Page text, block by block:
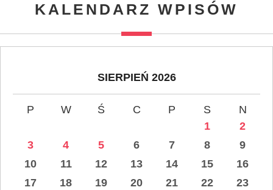
KALENDARZ WPISÓW
SIERPIEŃ 2026
P W Ś C P S
N
1
2
3
4 5 6 7 8
9
10
11 12 13 14 15
16
17
18 19 20 21 22
23